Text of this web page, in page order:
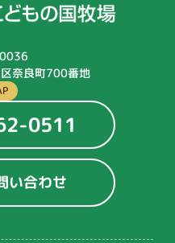
奈良町700番地
0511
い合わせ